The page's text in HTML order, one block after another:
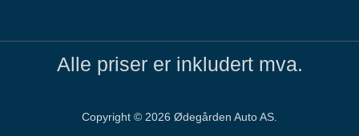
Alle priser er inkludert mva.
Copyright © 2026 Ødegården Auto AS.